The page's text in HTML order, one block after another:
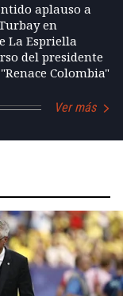
aplauso a
en
La Espriella
del presidente
Colombia"
Ver más